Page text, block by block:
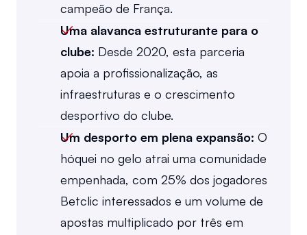
campeão de França.
Uma alavanca estruturante para o
clube: Desde 2020, esta parceria
apoia a profissionalização, as
infraestruturas e o crescimento
desportivo do clube.
Um desporto em plena expansão: O
hóquei no gelo atrai uma comunidade
empenhada, com 25% dos jogadores
Betclic interessados e um volume de
apostas multiplicado por três em